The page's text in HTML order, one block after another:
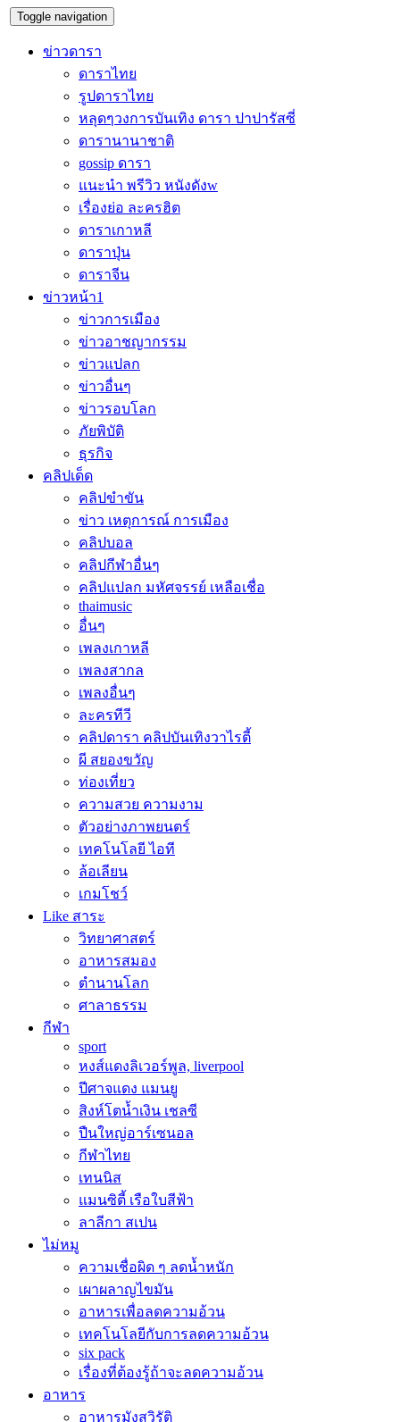
Toggle navigation
ข่าวดารา
ดาราไทย
รูปดาราไทย
หลุดๆวงการบันเทิง ดารา ปาปารัสซี่
ดารานานาชาติ
gossip ดารา
แนะนำ พรีวิว หนังดังw
เรื่องย่อ ละครฮิต
ดาราเกาหลี
ดาราปุ่น
ดาราจีน
ข่าวหน้า1
ข่าวการเมือง
ข่าวอาชญากรรม
ข่าวแปลก
ข่าวอื่นๆ
ข่าวรอบโลก
ภัยพิบัติ
ธุรกิจ
คลิปเด็ด
คลิปขำขัน
ข่าว เหตุการณ์ การเมือง
คลิปบอล
คลิปกีฬาอื่นๆ
คลิปแปลก มหัศจรรย์ เหลือเชื่อ
thaimusic
อื่นๆ
เพลงเกาหลี
เพลงสากล
เพลงอื่นๆ
ละครทีวี
คลิปดารา คลิปบันเทิงวาไรตี้
ผี สยองขวัญ
ท่องเที่ยว
ความสวย ความงาม
ตัวอย่างภาพยนตร์
เทคโนโลยี ไอที
ล้อเลียน
เกมโชว์
Like สาระ
วิทยาศาสตร์
อาหารสมอง
ตำนานโลก
ศาลาธรรม
กีฬา
sport
หงส์แดงลิเวอร์พูล, liverpool
ปีศาจแดง แมนยู
สิงห์โตน้ำเงิน เชลซี
ปืนใหญ่อาร์เซนอล
กีฬาไทย
เทนนิส
แมนซิตี้ เรือใบสีฟ้า
ลาลีกา สเปน
ไม่หมู
ความเชื่อผิด ๆ ลดน้ำหนัก
เผาผลาญไขมัน
อาหารเพื่อลดความอ้วน
เทคโนโลยีกับการลดความอ้วน
six pack
เรื่องที่ต้องรู้ถ้าจะลดความอ้วน
อาหาร
อาหารมังสวิรัติ